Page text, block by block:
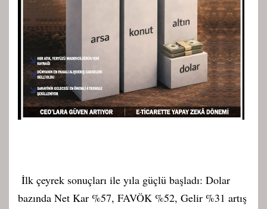
İlk çeyrek sonuçları ile yıla güçlü başladı: Dolar
bazında Net Kar %57, FAVÖK %52, Gelir %31 artış